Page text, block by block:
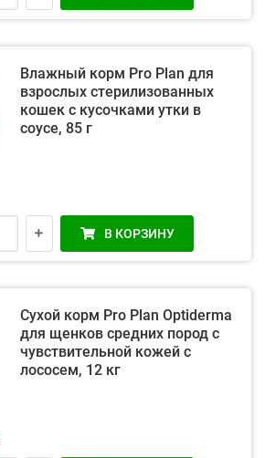
Влажный корм Pro Plan для
взрослых стерилизованных
кошек с кусочками утки в
соусе, 85 г
В КОРЗИНУ
Сухой корм Pro Plan Optiderma
для щенков средних пород с
чувствительной кожей c
лососем, 12 кг